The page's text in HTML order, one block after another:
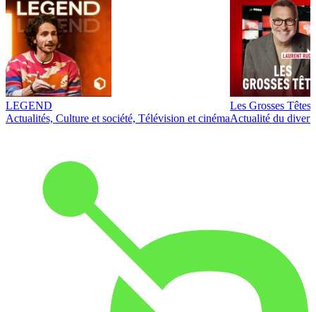
LEGEND
Actualités, Culture et société, Télévision et cinéma
Les Grosses Têtes
Actualité du